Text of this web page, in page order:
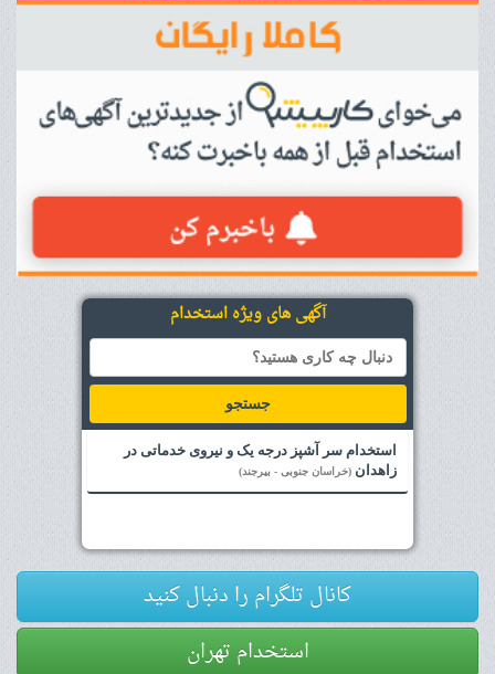
آگهی های ویژه استخدام
جستجو
استخدام سر آشپز درجه یک و نیروی خدماتی در
زاهدان (خراسان جنوبی - بیرجند)
کانال تلگرام را دنبال کنید
استخدام تهران